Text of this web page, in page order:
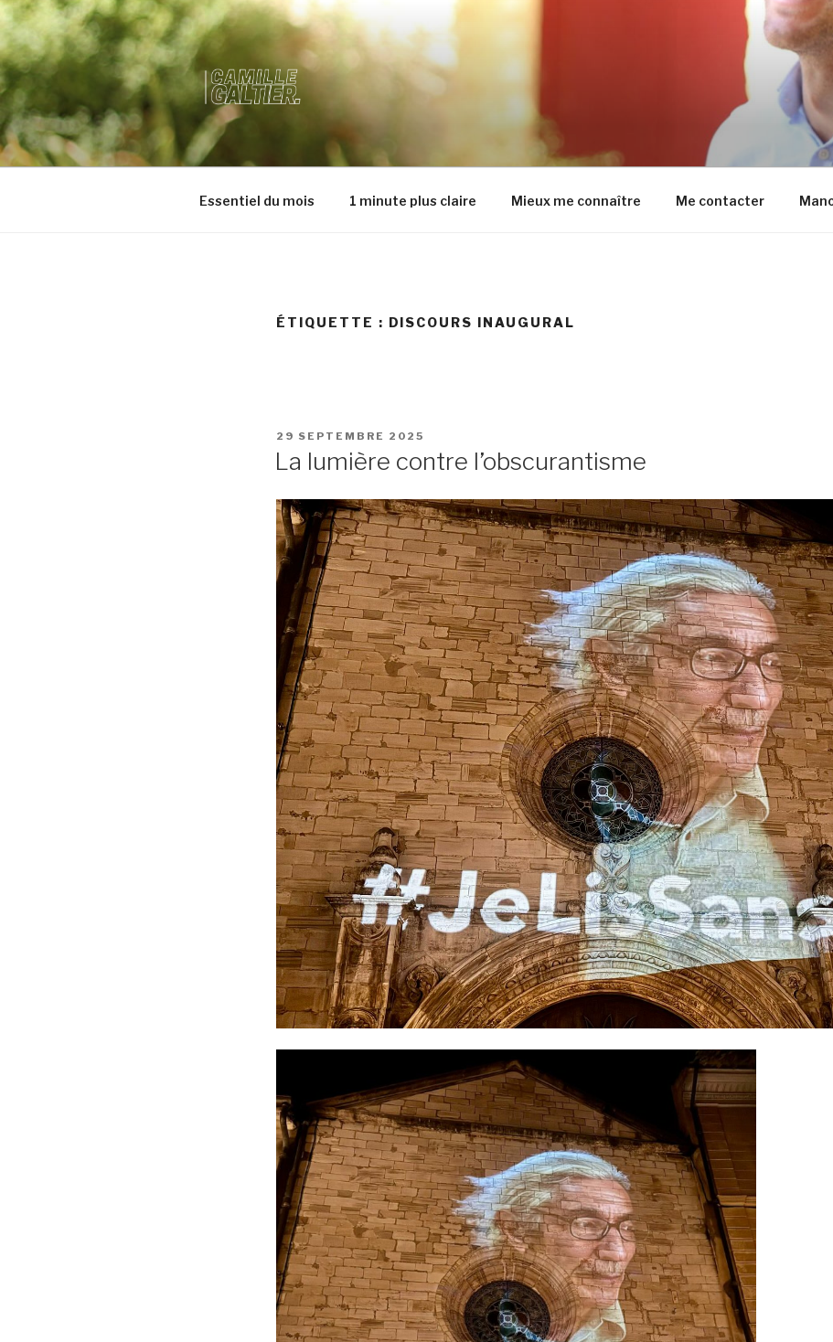
SITE OFFICIEL DE CAMILLE
Essentiel du mois 1 minute plus claire Mieux me connaître Me contacter
ÉTIQUETTE : DISCOURS INAUGURAL
29 SEPTEMBRE 2025
La lumière contre l’obscurantisme